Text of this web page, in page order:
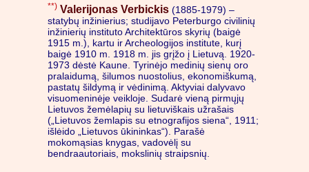
**) Valerijonas Verbickis (1885-1979) –
statybų inžinierius; studijavo Peterburgo civilinių
inžinierių instituto Architektūros skyrių (baigė
1915 m.), kartu ir Archeologijos institute, kurį
baigė 1910 m. 1918 m. jis grįžo į Lietuvą. 1920-
1973 dėstė Kaune. Tyrinėjo medinių sienų oro
pralaidumą, šilumos nuostolius, ekonomiškumą,
pastatų šildymą ir vėdinimą. Aktyviai dalyvavo
visuomeninėje veikloje. Sudarė vieną pirmųjų
Lietuvos žemėlapių su lietuviškais užrašais
(„Lietuvos žemlapis su etnografijos siena“, 1911;
išlėido „Lietuvos ūkininkas“). Parašė
mokomąsias knygas, vadovėlį su
bendraautoriais, mokslinių straipsnių.